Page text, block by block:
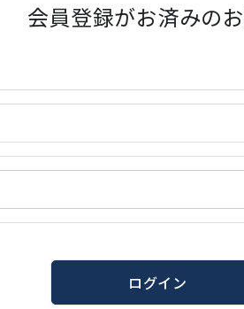
会員登録がお済みの
ログイン